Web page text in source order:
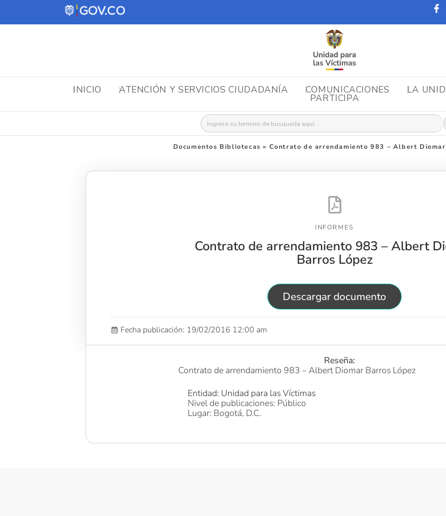
INICIO ATENCIÓN Y SERVICIOS CIUDADANÍA COMUNICACIONES LA
PARTICIPA
Buscar:
Documentos Bibliotecas » Contrato de arrendamiento 983 – Albert
INFORMES
Contrato de arrendamiento 983 – Albert
Barros López
Descargar documento
Fecha publicación: 19/02/2016 12:00 am
Reseña:
Contrato de arrendamiento 983 – Albert Diomar Barros López
Entidad: Unidad para las Víctimas
Nivel de publicaciones: Público
Lugar: Bogotá, D.C.